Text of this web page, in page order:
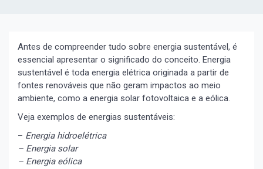
Antes de compreender tudo sobre energia sustentável, é
essencial apresentar o significado do conceito. Energia
sustentável é toda energia elétrica originada a partir de
fontes renováveis que não geram impactos ao meio
ambiente, como a energia solar fotovoltaica e a eólica.
Veja exemplos de energias sustentáveis:
– Energia hidroelétrica
– Energia solar
– Energia eólica